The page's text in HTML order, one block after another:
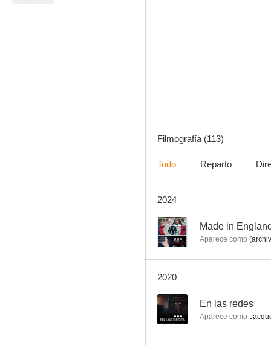
7.1
Filmografía (113)
Todo Reparto
2024
-- Made in
Aparece como
2020
-- En las redes
Aparece como